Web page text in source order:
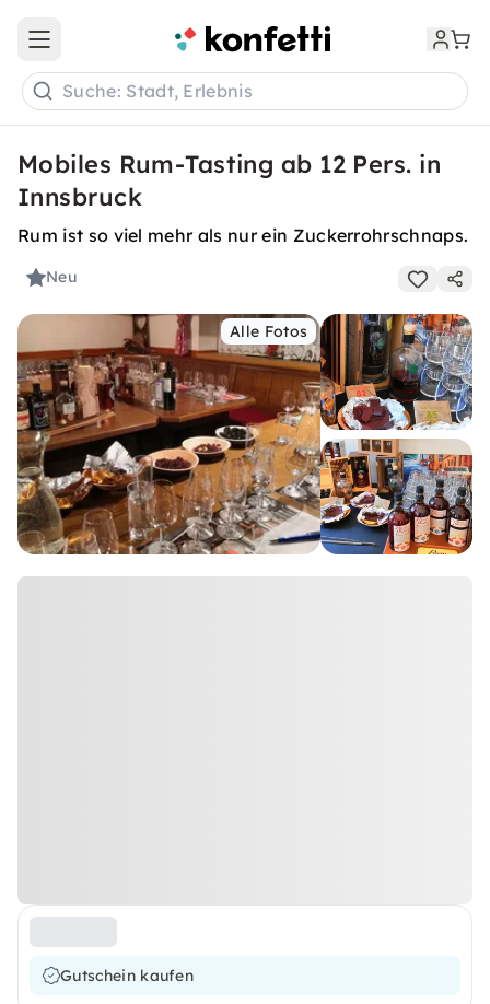
Open main menu
Suche: Stadt, Erlebnis
Mobiles Rum-Tasting ab 12 Pers. in
Innsbruck
Rum ist so viel mehr als nur ein Zuckerrohrschnaps.
Neu
Alle Fotos
Gutschein kaufen